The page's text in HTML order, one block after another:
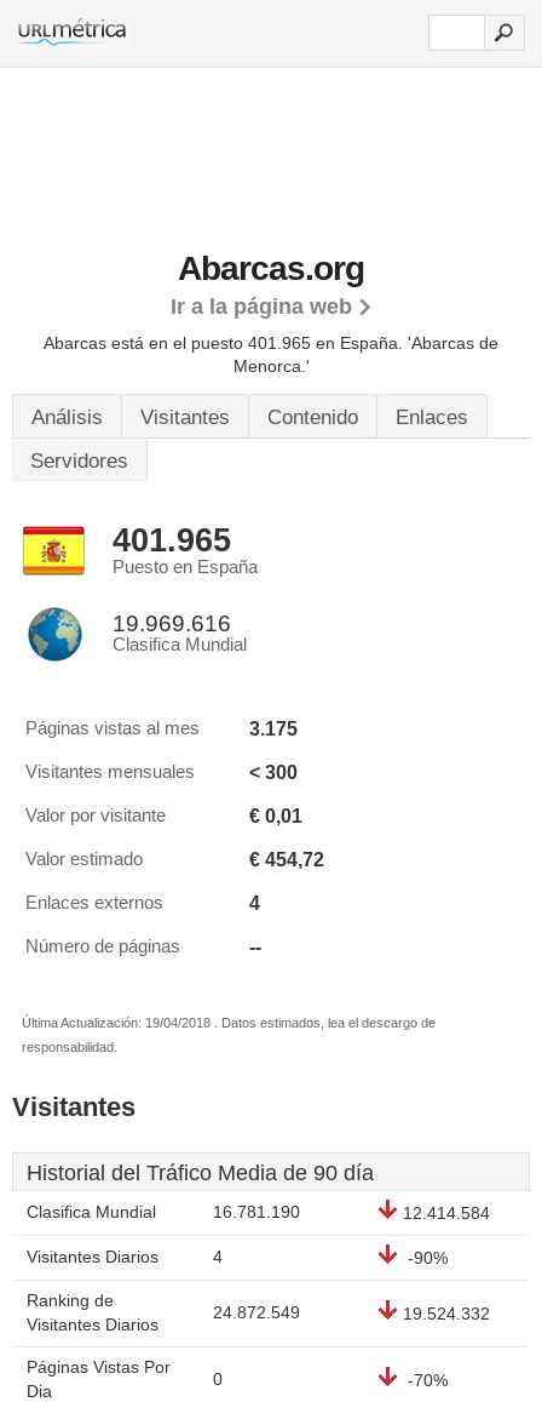
Abarcas.org
Ir a la página web
Abarcas está en el puesto 401.965 en España. 'Abarcas de
Menorca.'
Análisis Visitantes Contenido
Enlaces
Servidores
401.965
Puesto en España
19.969.616
Clasifica Mundial
Páginas vistas al mes 3.175
Visitantes mensuales < 300
Valor por visitante € 0,01
Valor estimado € 454,72
Enlaces externos 4
Número de páginas --
Última Actualización: 19/04/2018 . Datos estimados, lea el descargo de
responsabilidad.
Visitantes
Historial del Tráfico Media de 90 día
Clasifica Mundial 16.781.190 12.414.584
Visitantes Diarios 4 -90%
Ranking de
Visitantes Diarios
24.872.549 19.524.332
Páginas Vistas Por
Dia
0 -70%